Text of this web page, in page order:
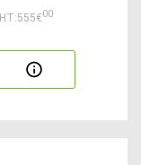
HT:555€00